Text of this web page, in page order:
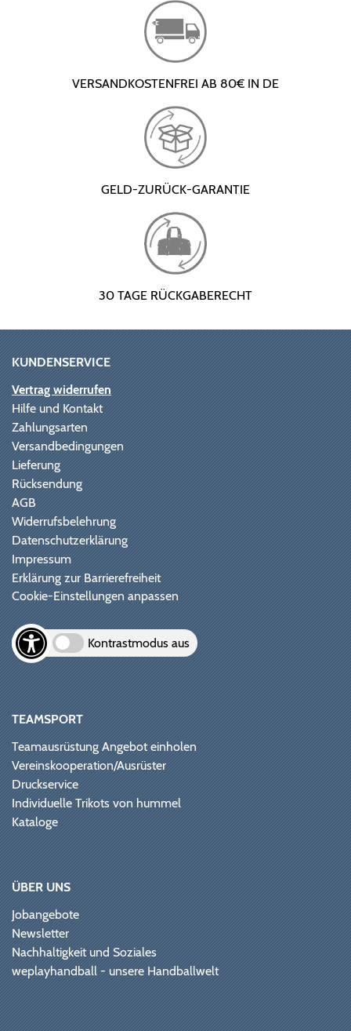
VERSANDKOSTENFREI AB 80€ IN DE
GELD-ZURÜCK-GARANTIE
30 TAGE RÜCKGABERECHT
KUNDENSERVICE
Vertrag widerrufen
Hilfe und Kontakt
Zahlungsarten
Versandbedingungen
Lieferung
Rücksendung
AGB
Widerrufsbelehrung
Datenschutzerklärung
Impressum
Erklärung zur Barrierefreiheit
Cookie-Einstellungen anpassen
Kontrastmodus aus
TEAMSPORT
Teamausrüstung Angebot einholen
Vereinskooperation/Ausrüster
Druckservice
Individuelle Trikots von hummel
Kataloge
ÜBER UNS
Jobangebote
Newsletter
Nachhaltigkeit und Soziales
weplayhandball - unsere Handballwelt